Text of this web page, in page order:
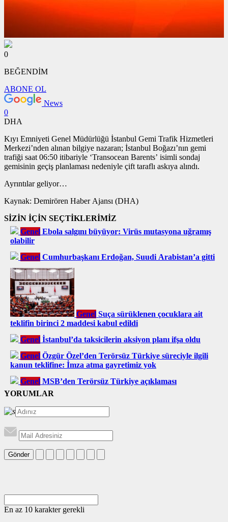
0
BEĞENDİM
ABONE OL
News
0
DHA
Kıyı Emniyeti Genel Müdürlüğü İstanbul Gemi Trafik Hizmetleri
Merkezi’nden alınan bilgiye nazaran; İstanbul Boğazı’nın gemi
trafiği saat 06:50 itibariyle ‘Transocean Barents’ isimli sondaj
gemisinin geçiş planlaması nedeniyle çift taraflı askıya alındı.
Ayrıntılar geliyor…
Kaynak: Demirören Haber Ajansı (DHA)
SİZİN İÇİN SEÇTİKLERİMİZ
Genel Ebola salgını büyüyor: Virüs mutasyona uğramış
olabilir
Genel Cumhurbaşkanı Erdoğan, Suudi Arabistan’a gitti
Genel Suça sürüklenen çocuklara ait
teklifin birinci 2 maddesi kabul edildi
Genel İstanbul’da taksicilerin aksiyon planı ifşa oldu
Genel Özgür Özel’den Terörsüz Türkiye süreciyle ilgili
kanun teklifine: İmza atma gayretimiz yok
Genel MSB’den Terörsüz Türkiye açıklaması
YORUMLAR
Gönder
En az 10 karakter gerekli